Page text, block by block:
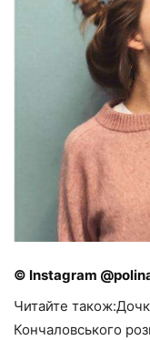
© Instagram
Читайте
Кончаловського